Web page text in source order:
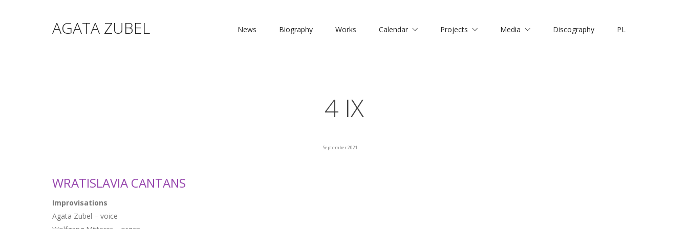
AGATA ZUBEL News Biography Works Calendar Projects Media Discography PL
4 IX
September 2021
WRATISLAVIA CANTANS
Improvisations
Agata Zubel – voice